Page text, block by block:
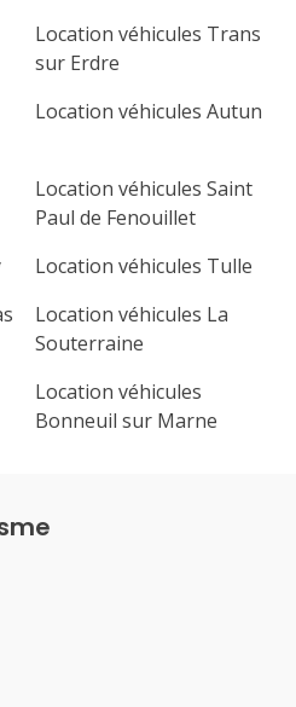
Location véhicules Trans
sur Erdre
Location véhicules Autun
Location véhicules Saint
Paul de Fenouillet
Location véhicules Tulle
Location véhicules La
Souterraine
Location véhicules
Bonneuil sur Marne